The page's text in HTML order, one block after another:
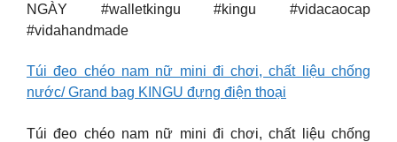
NGÀY #walletkingu #kingu #vidacaocap
#vidahandmade
Túi đeo chéo nam nữ mini đi chơi, chất liệu chống
nước/ Grand bag KINGU đựng điện thoại
Túi đeo chéo nam nữ mini đi chơi, chất liệu chống